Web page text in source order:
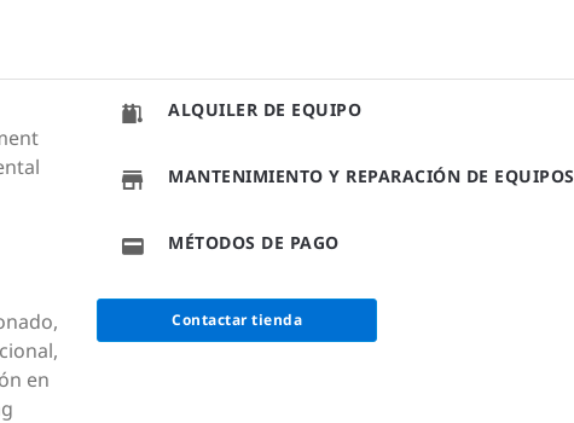
en
ALQUILER DE EQUIPO
MANTENIMIENTO Y REPARACIÓN DE EQUIPOS
MÉTODOS DE PAGO
Contactar tienda